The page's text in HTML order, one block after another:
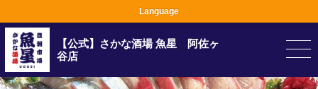
【公式】さかな酒場 魚星 阿佐ヶ
谷店
Language